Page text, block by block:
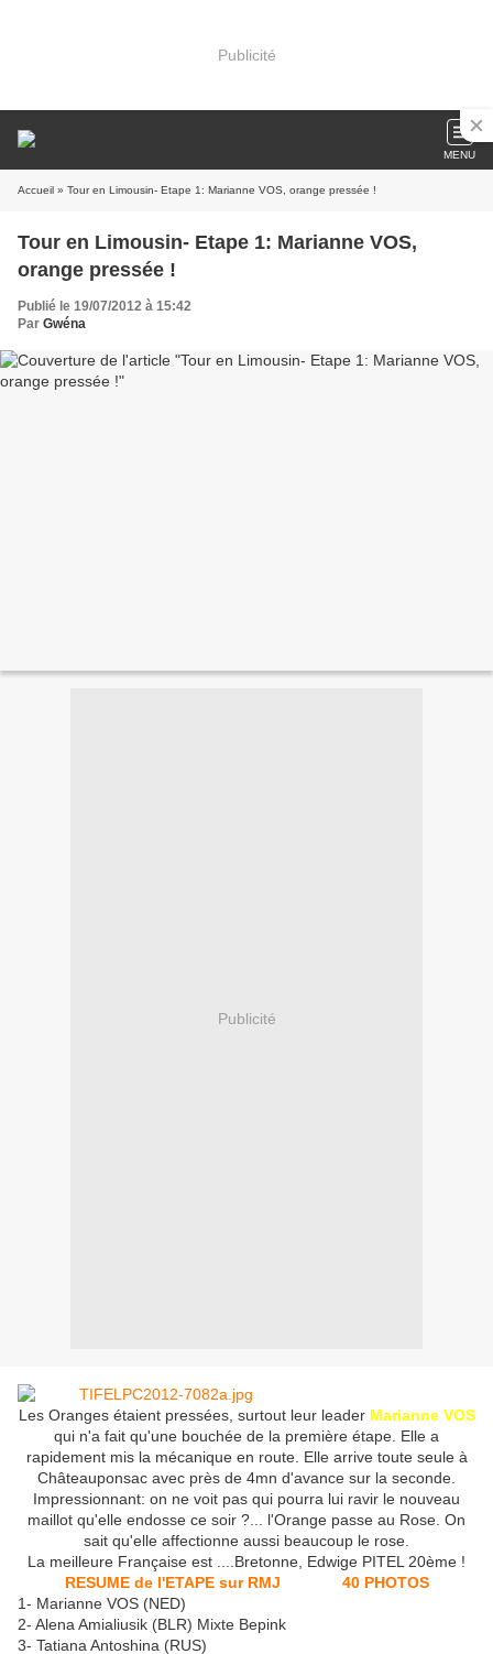
Publicité
MENU
Accueil » Tour en Limousin- Etape 1: Marianne VOS, orange pressée !
Tour en Limousin- Etape 1: Marianne VOS,
orange pressée !
Publié le 19/07/2012 à 15:42
Par Gwéna
Publicité
Les Oranges étaient pressées, surtout leur leader Marianne VOS
qui n'a fait qu'une bouchée de la première étape. Elle a
rapidement mis la mécanique en route. Elle arrive toute seule à
Châteauponsac avec près de 4mn d'avance sur la seconde.
Impressionnant: on ne voit pas qui pourra lui ravir le nouveau
maillot qu'elle endosse ce soir ?... l'Orange passe au Rose. On
sait qu'elle affectionne aussi beaucoup le rose.
La meilleure Française est ....Bretonne, Edwige PITEL 20ème !
RESUME de l'ETAPE sur RMJ
40 PHOTOS
1- Marianne VOS (NED)
2- Alena Amialiusik (BLR) Mixte Bepink
3- Tatiana Antoshina (RUS)